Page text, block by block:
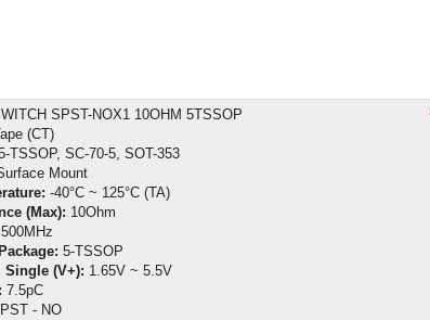
SPST-NOX1 10OHM 5TSSOP
(CT)
TSSOP, SC-70-5, SOT-353
Mount
-40°C ~ 125°C (TA)
(Max): 10Ohm
500MHz
5-TSSOP
Single (V+): 1.65V ~ 5.5V
7.5pC
- NO